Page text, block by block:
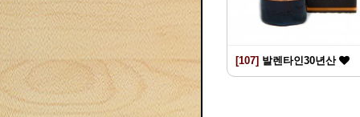
[107] 발렌타인30년산